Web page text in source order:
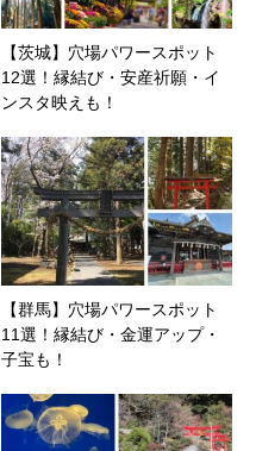
【茨城】穴場パワースポット
12選！縁結び・安産祈願・イ
ンスタ映えも！
【群馬】穴場パワースポット
11選！縁結び・金運アップ・
子宝も！